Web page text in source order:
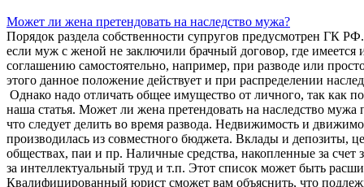
Может ли жена претендовать на наследство мужа?
Порядок раздела собственности супругов предусмотрен ГК
если муж с женой не заключили брачный договор, где
соглашению самостоятельно, например, при разводе или
этого данное положение действует и при распределении
Однако надо отличать общее имущество от личного, так как
наша статья. Может ли жена претендовать на наследство мужа
что следует делить во время развода. Недвижимость и
производилась из совместного бюджета. Вклады и депозиты,
обществах, паи и пр. Наличные средства, накопленные за счет
за интеллектуальный труд и т.п. Этот список может быть
Квалифицированный юрист сможет вам объяснить, что